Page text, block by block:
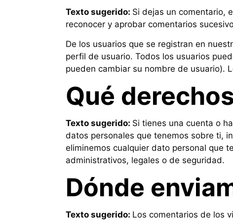
Texto sugerido: Si dejas un comentario,
reconocer y aprobar comentarios
De los usuarios que se registran en
perfil de usuario. Todos los usuarios
pueden cambiar su nombre de usuario).
Qué
Texto sugerido: Si tienes una cuenta o
datos personales que tenemos sobre ti,
eliminemos cualquier dato personal que
administrativos, legales o de seguridad.
Dónde
Texto sugerido: Los comentarios de los